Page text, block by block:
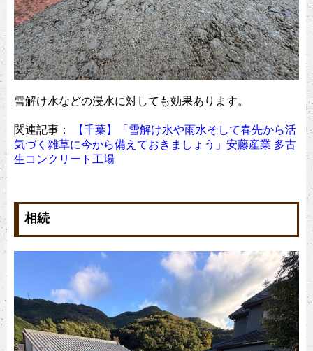
雪解け水などの浸水に対しても効果あります。
関連記事：
【千葉】「雪解け水や雨水そして春先から活
気づく雑草に今から備えておきましょう」安藤産業 多古
生コンクリート工場
相続